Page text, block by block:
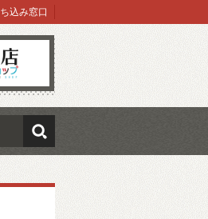
込み窓口
検索